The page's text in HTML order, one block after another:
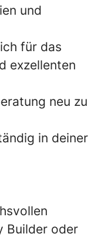
und
für das
exzellenten
neu zu
in deiner
Builder oder